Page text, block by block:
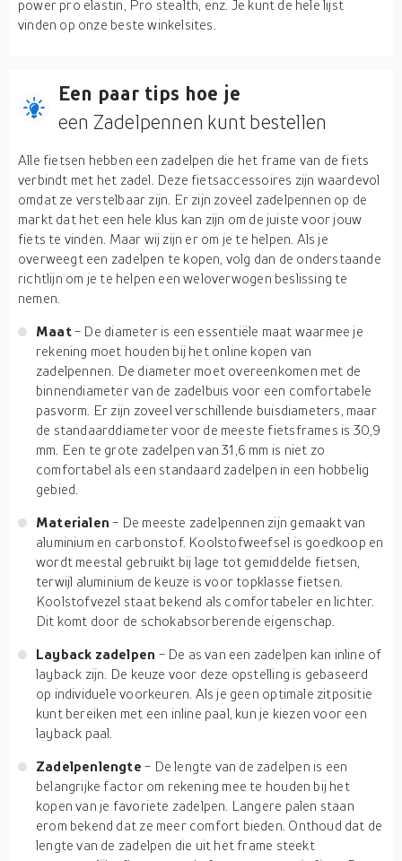
power pro elastin, Pro stealth, enz. Je kunt de hele lijst
vinden op onze beste winkelsites.
Een paar tips hoe je
een Zadelpennen kunt bestellen
Alle fietsen hebben een zadelpen die het frame van de fiets
verbindt met het zadel. Deze fietsaccessoires zijn waardevol
omdat ze verstelbaar zijn. Er zijn zoveel zadelpennen op de
markt dat het een hele klus kan zijn om de juiste voor jouw
fiets te vinden. Maar wij zijn er om je te helpen. Als je
overweegt een zadelpen te kopen, volg dan de onderstaande
richtlijn om je te helpen een weloverwogen beslissing te
nemen.
Maat- De diameter is een essentiële maat waarmee je
rekening moet houden bij het online kopen van
zadelpennen. De diameter moet overeenkomen met de
binnendiameter van de zadelbuis voor een comfortabele
pasvorm. Er zijn zoveel verschillende buisdiameters, maar
de standaarddiameter voor de meeste fietsframes is 30,9
mm. Een te grote zadelpen van 31,6 mm is niet zo
comfortabel als een standaard zadelpen in een hobbelig
gebied.
Materialen- De meeste zadelpennen zijn gemaakt van
aluminium en carbonstof. Koolstofweefsel is goedkoop en
wordt meestal gebruikt bij lage tot gemiddelde fietsen,
terwijl aluminium de keuze is voor topklasse fietsen.
Koolstofvezel staat bekend als comfortabeler en lichter.
Dit komt door de schokabsorberende eigenschap.
Layback zadelpen - De as van een zadelpen kan inline of
layback zijn. De keuze voor deze opstelling is gebaseerd
op individuele voorkeuren. Als je geen optimale zitpositie
kunt bereiken met een inline paal, kun je kiezen voor een
layback paal.
Zadelpenlengte- De lengte van de zadelpen is een
belangrijke factor om rekening mee te houden bij het
kopen van je favoriete zadelpen. Langere palen staan
erom bekend dat ze meer comfort bieden. Onthoud dat de
lengte van de zadelpen die uit het frame steekt